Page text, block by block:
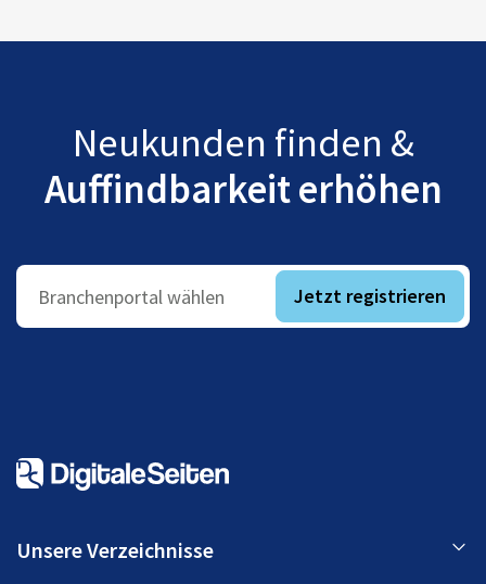
Neukunden finden &
Auffindbarkeit erhöhen
Branchenportal wählen Jetzt registrieren
Unsere Verzeichnisse